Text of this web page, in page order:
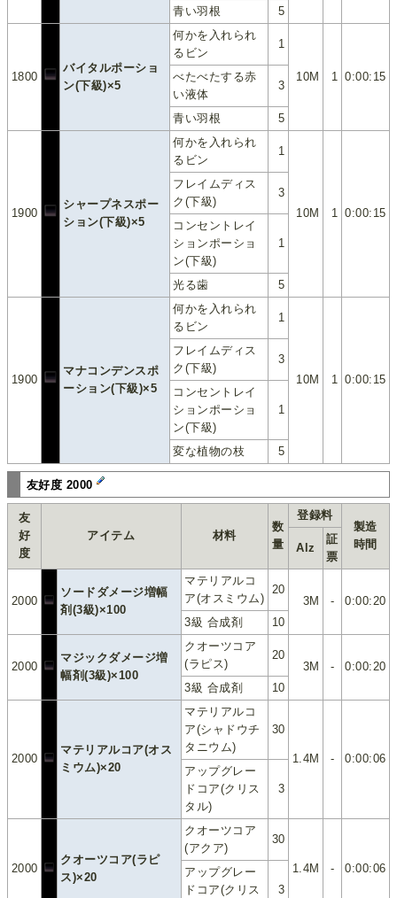
青い羽根
5
1800
バイタルポーショ
ン(下級)×5
何かを入れられ
るビン
1
10M 1 0:00:15
べたべたする赤
い液体
3
青い羽根 5
1900
シャープネスポー
ション(下級)×5
何かを入れられ
るビン
1
10M 1 0:00:15
フレイムディス
ク(下級)
3
コンセントレイ
ションポーショ
ン(下級)
1
光る歯 5
1900
マナコンデンスポ
ーション(下級)×5
何かを入れられ
るビン
1
10M 1 0:00:15
フレイムディス
ク(下級)
3
コンセントレイ
ションポーショ
ン(下級)
1
変な植物の枝 5
友好度 2000
友
好
度
アイテム 材料
数
量
登録料
製造
時間
Alz
証
票
2000
ソードダメージ増幅
剤(3級)×100
マテリアルコ
ア(オスミウム)
20
3M
-
0:00:20
3級 合成剤
10
2000
マジックダメージ増
幅剤(3級)×100
クオーツコア
(ラピス)
20
3M
-
0:00:20
3級 合成剤
10
2000
マテリアルコア(オス
ミウム)×20
マテリアルコ
ア(シャドウチ
タニウム)
30
1.4M -
0:00:06
アップグレー
ドコア(クリス
タル)
3
2000
クオーツコア(ラピ
ス)×20
クオーツコア
(アクア)
30
1.4M - 0:00:06
アップグレー
ドコア(クリス
3